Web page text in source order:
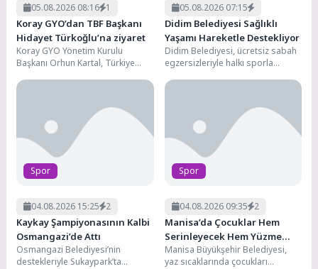
05.08.2026 08:16 1
Koray GYO’dan TBF Başkanı
Hidayet Türkoğlu’na ziyaret
Koray GYO Yönetim Kurulu
Başkanı Orhun Kartal, Türkiye
Başkanı Hidayet
etti.Turkcell Basketbol...
05.08.2026 07:15
Didim Belediyesi Sağlıklı
Yaşamı Hareketle Destekliyor
Didim Belediyesi, ücretsiz sabah
egzersizleriyle halkı sporla
Haftanın farklı günlerinde dört
Spor
04.08.2026 15:25 2
Kaykay Şampiyonasının Kalbi
Osmangazi’de Attı
Osmangazi Belediyesi’nin
destekleriyle Sukaypark’ta
Spor
04.08.2026 09:35 2
Manisa’da Çocuklar Hem
Serinleyecek Hem Yüzme
Öğrenecek
Manisa Büyükşehir Belediyesi,
yaz sıcaklarında çocukları